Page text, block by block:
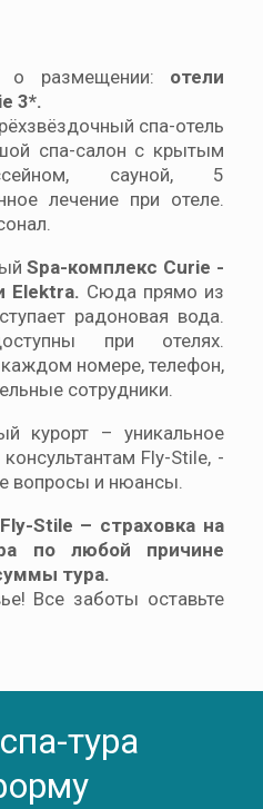
о размещении: отели
3*.
спа-отель
спа-салон с крытым
сауной, 5
лечение при отеле.
Spa-комплекс Curie -
Elektra. Сюда прямо из
радоновая вода.
при отелях.
номере, телефон,
сотрудники.
курорт – уникальное
Fly-Stile, -
вопросы и нюансы.
Stile – страховка на
по любой причине
тура.
Все заботы оставьте
тура